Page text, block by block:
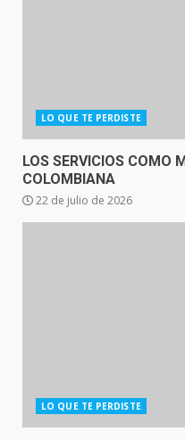
LO QUE TE PERDISTE
LOS SERVICIOS COMO
COLOMBIANA
22 de julio de 2026
LO QUE TE PERDISTE